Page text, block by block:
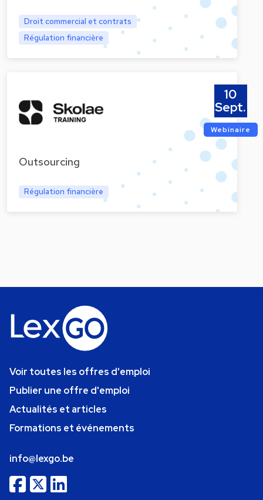
Droit commercial et contrats
Régulation financière
Outsourcing
Régulation financière
10
Sept.
Webinaire
Voir toutes les offres d'emploi
Publier une offre d'emploi
Actualités et articles
Formations et événements
info@lexgo.be